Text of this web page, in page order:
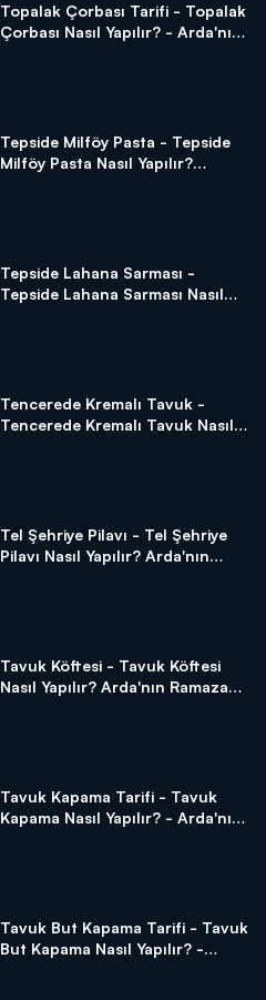
Topalak Çorbası Tarifi - Topalak
Çorbası Nasıl Yapılır? - Arda'nın
Tepside Milföy Pasta - Tepside
Milföy Pasta Nasıl Yapılır?
Tepside Lahana Sarması -
Tepside Lahana Sarması Nasıl
Tencerede Kremalı Tavuk -
Tencerede Kremalı Tavuk Nasıl
Tel Şehriye Pilavı - Tel Şehriye
Pilavı Nasıl Yapılır? Arda'nın
Tavuk Köftesi - Tavuk Köftesi
Nasıl Yapılır? Arda'nın Ramazan
Tavuk Kapama Tarifi - Tavuk
Kapama Nasıl Yapılır? - Arda'nın
Tavuk But Kapama Tarifi - Tavuk
But Kapama Nasıl Yapılır? -